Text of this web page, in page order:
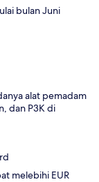
bulan Juni
alat pemadam
dan P3K di
melebihi EUR